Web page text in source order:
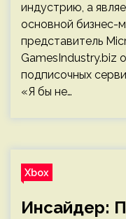
индустрию, а
основной бизнес-
представитель
GamesIndustry.biz
подписочных
«Я бы не…
Xbox
Инсайдер: